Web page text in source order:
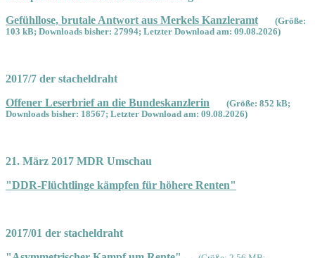
Gefühllose, brutale Antwort aus Merkels Kanzleramt
(Größe:
103 kB; Downloads bisher: 27994; Letzter Download am: 09.08.2026)
2017/7 der stacheldraht
Offener Leserbrief an die Bundeskanzlerin
(Größe: 852 kB;
Downloads bisher: 18567; Letzter Download am: 09.08.2026)
21. März 2017 MDR Umschau
"DDR-Flüchtlinge kämpfen für höhere Renten"
2017/01 der stacheldraht